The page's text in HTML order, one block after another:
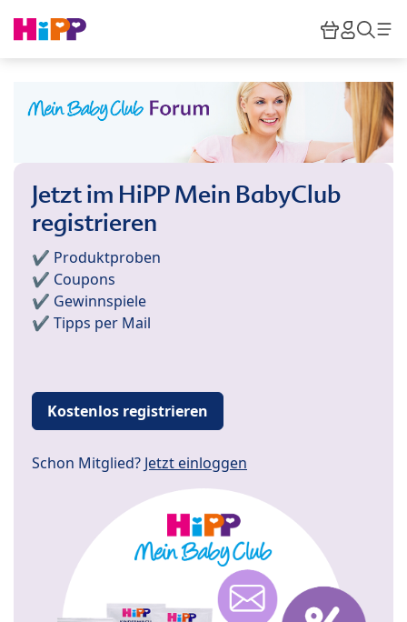
HiPP
Jetzt im HiPP Mein BabyClub
registrieren
✔️ Produktproben
✔️ Coupons
✔️ Gewinnspiele
✔️ Tipps per Mail
Kostenlos registrieren
Schon Mitglied? Jetzt einloggen